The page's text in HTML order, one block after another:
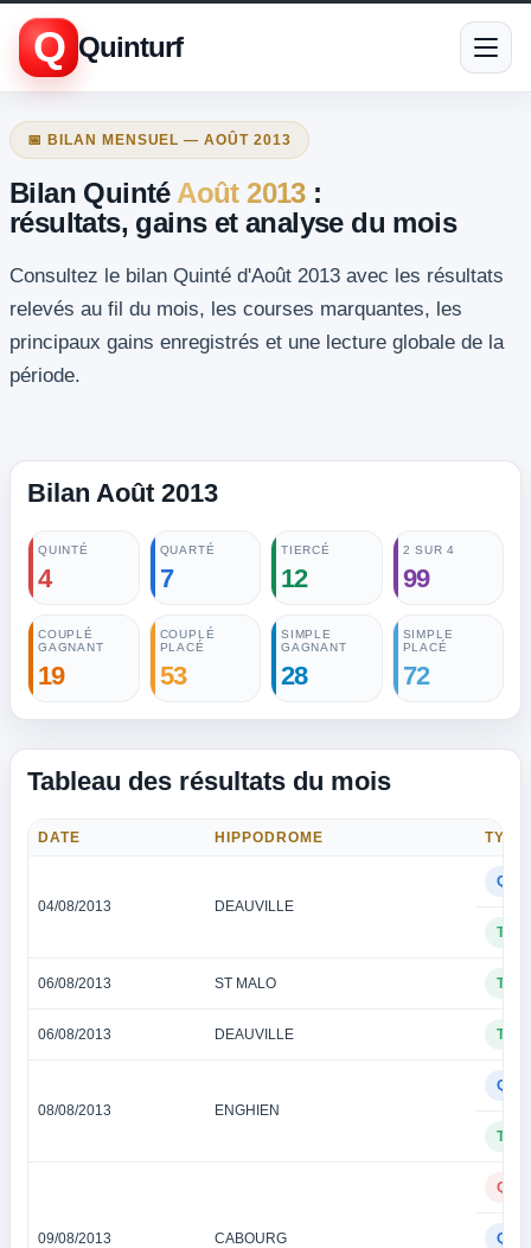
Q Quinturf
📅 BILAN MENSUEL — AOÛT 2013
Bilan Quinté Août 2013:
résultats, gains et analyse du mois
Consultez le bilan Quinté d'Août 2013 avec les résultats
relevés au fil du mois, les courses marquantes, les
principaux gains enregistrés et une lecture globale de la
période.
Bilan Août 2013
QUINTÉ
4
QUARTÉ
7
TIERCÉ
12
2 SUR 4
99
COUPLÉ
GAGNANT
19
COUPLÉ
PLACÉ
53
SIMPLE
GAGNANT
28
SIMPLE
PLACÉ
72
Tableau des résultats du mois
DATE HIPPODROME TYPE
04/08/2013 DEAUVILLE
06/08/2013 ST MALO
06/08/2013 DEAUVILLE
08/08/2013 ENGHIEN
09/08/2013 CABOURG